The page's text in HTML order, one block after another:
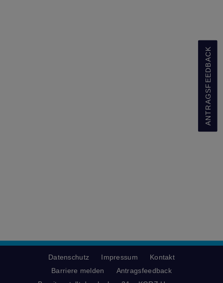
ANTRAGSFEEDBACK
Datenschutz Impressum
Kontakt
Barriere melden
Antragsfeedback